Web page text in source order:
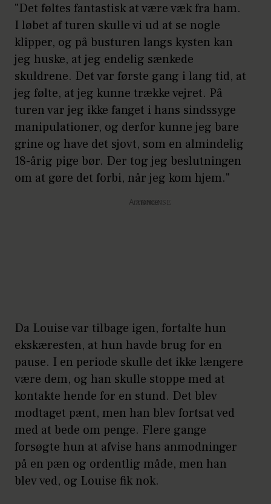
"Det føltes fantastisk at være væk fra ham.
I løbet af turen skulle vi ud at se nogle
klipper, og på busturen langs kysten kan
jeg huske, at jeg endelig sænkede
skuldrene. Det var første gang i lang tid, at
jeg følte, at jeg kunne trække vejret. På
turen var jeg ikke fanget i hans sindssyge
manipulationer, og derfor kunne jeg bare
grine og have det sjovt, som en almindelig
18-årig pige bør. Der tog jeg beslutningen
om at gøre det forbi, når jeg kom hjem."
Annonce
Da Louise var tilbage igen, fortalte hun
ekskæresten, at hun havde brug for en
pause. I en periode skulle det ikke længere
være dem, og han skulle stoppe med at
kontakte hende for en stund. Det blev
modtaget pænt, men han blev fortsat ved
med at bede om penge. Flere gange
forsøgte hun at afvise hans anmodninger
på en pæn og ordentlig måde, men han
blev ved, og Louise fik nok.